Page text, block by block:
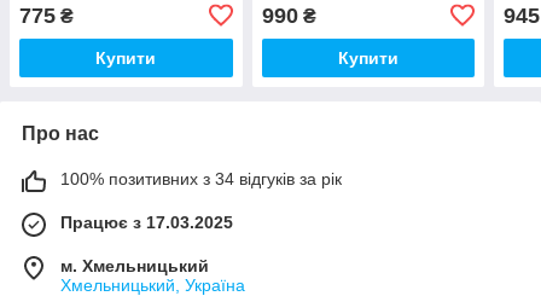
775 ₴
Купити
990₴
Купити
945
Про нас
100% позитивних з 34 відгуків за рік
Працює з 17.03.2025
м. Хмельницький
Хмельницький, Україна